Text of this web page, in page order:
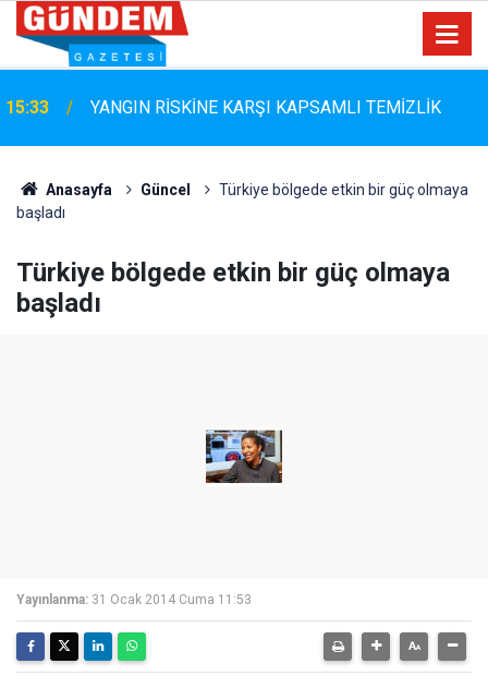
15:06
Marmaris Belediyespor'da Altyapıya Güçlü Takviye:
Mustafa Çolakoğlu ile Sözleşme İmzalandı
Anasayfa Güncel
Türkiye bölgede etkin bir güç olmaya
başladı
Türkiye bölgede etkin bir güç olmaya
başladı
Yayınlanma: 31 Ocak 2014 Cuma 11:53